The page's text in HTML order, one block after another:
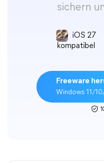
sichern
iOS 27
kompatibel
Freeware
Windows 11/